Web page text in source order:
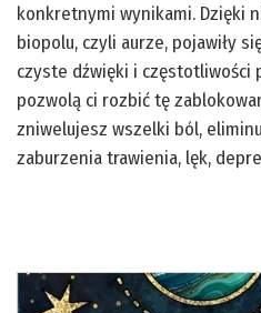
konkretnymi wynikami. Dzięki
biopolu, czyli aurze, pojawiły
czyste dźwięki i częstotliwości
pozwolą ci rozbić tę
zniwelujesz wszelki ból,
zaburzenia trawienia, lęk,